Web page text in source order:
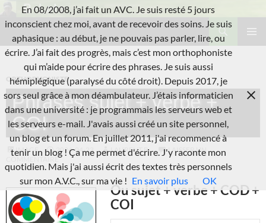
au
contenu
L'A.V.C.
Recherche
ORTHOPHONISTE
Phrases sujet + verbe +
COI
IMAGE 2024-04-23 LAURENT B.
LAISSER UN
COMMENTAIRE
Ou sujet + verbe + COD +
COI
En 08/2008, j’ai fait un AVC. Je suis resté 5 jours
inconscient chez moi, avant de recevoir des soins. Je suis
aphasique : au début, je ne pouvais pas parler, lire, ou
écrire. J’ai fait des progrès, mais c’est mon orthophoniste
qui m’aide pour écrire des phrases. Je suis aussi
hémiplégique (paralysé du côté droit). Depuis 2017, je
sors seul grâce à mon déambulateur. J’étais informaticien
dans une université : je programmais les serveurs web et
les serveurs e-mail. J'avais aussi créé un site personnel,
un blog et un forum. En juillet 2011, j'ai recommencé à
tenir un blog ! Ça me permet d'écrire. J'y raconte mon
quotidien. Mais j'ai aussi écrit des textes très personnels
sur mon A.V.C., sur ma vie ! En savoir plus OK